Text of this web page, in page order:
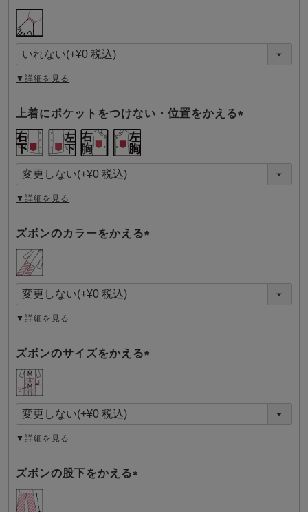
須
)
▼詳細を見る
上着にポケットをつけない・位置をかえる
須
)
▼詳細を見る
ズボンのカラーをかえる
須
)
▼詳細を見る
ズボンのサイズをかえる
須
)
▼詳細を見る
ズボンの股下をかえる